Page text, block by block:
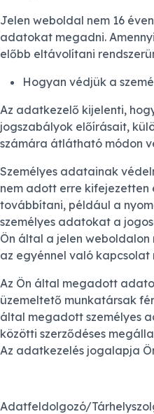
Jelen weboldal nem 16
adatokat megadni.
előbb eltávolítani
Hogyan védjük a
Az adatkezelő kijelenti,
jogszabályok előírásait,
számára átlátható módon
Személyes adatainak
nem adott erre kifejezetten
továbbítani, például a
személyes adatokat a
Ön által a jelen
az egyénnel való kapcsolat
Az Ön által megadott
üzemeltető munkatársak
által megadott személyes
közötti szerződéses
Az adatkezelés jogalapja
Adatfeldolgozó/